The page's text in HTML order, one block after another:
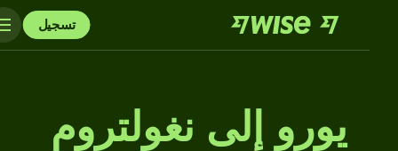
تسجيل
يورو إلى نغولتروم